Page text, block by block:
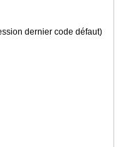
dernier code défaut)